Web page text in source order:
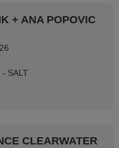
+ ANA POPOVIC
SALT
CLEARWATER